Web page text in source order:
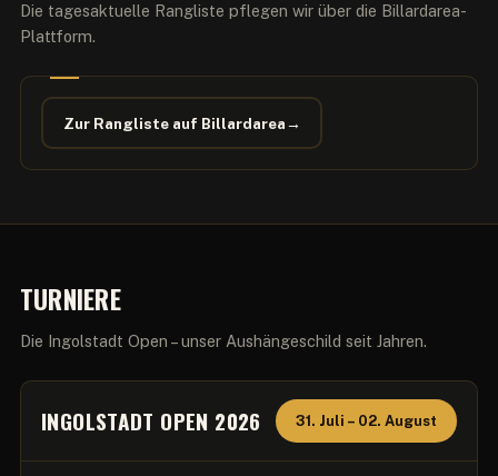
Die tagesaktuelle Rangliste pflegen wir über die Billardarea-
Plattform.
Zur Rangliste auf Billardarea→
TURNIERE
Die Ingolstadt Open – unser Aushängeschild seit Jahren.
INGOLSTADT OPEN 2026 31. Juli – 02. August